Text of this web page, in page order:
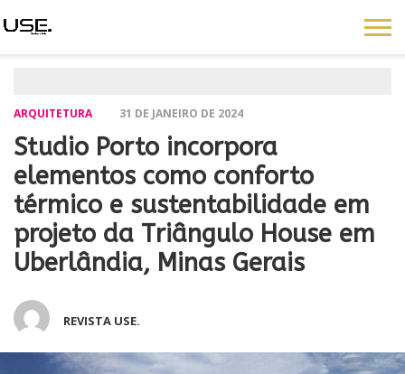
ARQUITETURA 31 DE JANEIRO DE 2024
Studio Porto incorpora
elementos como conforto
térmico e sustentabilidade em
projeto da Triângulo House em
Uberlândia, Minas Gerais
REVISTA USE.